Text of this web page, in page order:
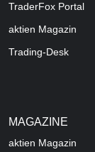
TraderFox Portal
aktien Magazin
Trading-Desk
MAGAZINE
aktien Magazin